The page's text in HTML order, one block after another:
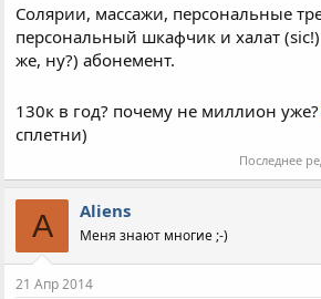
Солярии, массажи, персональные
персональный шкафчик и халат
же, ну?) абонемент.
130к в год? почему не миллион уже?
сплетни)
Последнее
A Aliens
Меня знают многие ;-)
21 Апр 2014